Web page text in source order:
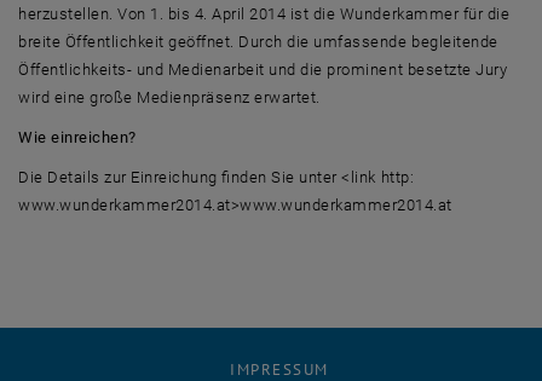
herzustellen. Von 1. bis 4. April 2014 ist die Wunderkammer für die
breite Öffentlichkeit geöffnet. Durch die umfassende begleitende
Öffentlichkeits- und Medienarbeit und die prominent besetzte Jury
wird eine große Medienpräsenz erwartet.
Wie einreichen?
Die Details zur Einreichung finden Sie unter <link http:
www.wunderkammer2014.at>www.wunderkammer2014.at
IMPRESSUM